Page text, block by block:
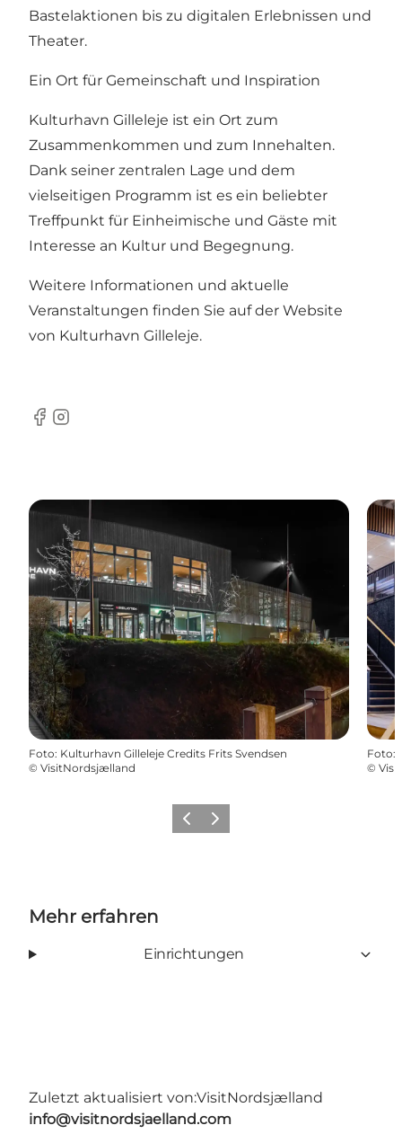
Bastelaktionen bis zu digitalen Erlebnissen und
Theater.
Ein Ort für Gemeinschaft und Inspiration
Kulturhavn Gilleleje ist ein Ort zum
Zusammenkommen und zum Innehalten.
Dank seiner zentralen Lage und dem
vielseitigen Programm ist es ein beliebter
Treffpunkt für Einheimische und Gäste mit
Interesse an Kultur und Begegnung.
Weitere Informationen und aktuelle
Veranstaltungen finden Sie auf der Website
von Kulturhavn Gilleleje.
Facebook
Instagram
Foto: Kulturhavn Gilleleje Credits Frits Svendsen
© VisitNordsjælland
Foto:
©
ZurückWeiter
Mehr erfahren
Einrichtungen
Zuletzt aktualisiert von:VisitNordsjælland
info@visitnordsjaelland.com